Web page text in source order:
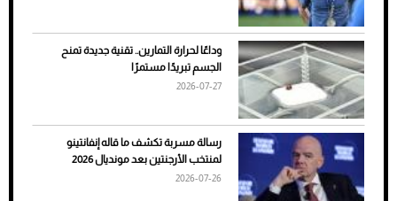
وداعًا لحرارة التمارين.. تقنية جديدة تمنح
الجسم تبريدًا مستمرًا
2026-07-27
رسالة مسربة تكشف ما قاله إنفانتينو
لمنتخب الأرجنتين بعد مونديال 2026
2026-07-26